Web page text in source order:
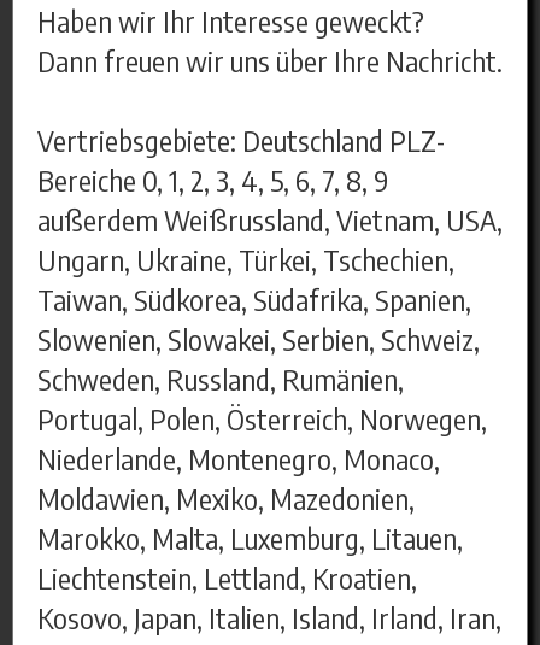
Haben wir Ihr Interesse geweckt?
Dann freuen wir uns über Ihre Nachricht.
Vertriebsgebiete: Deutschland PLZ-
Bereiche 0, 1, 2, 3, 4, 5, 6, 7, 8, 9
außerdem Weißrussland, Vietnam, USA,
Ungarn, Ukraine, Türkei, Tschechien,
Taiwan, Südkorea, Südafrika, Spanien,
Slowenien, Slowakei, Serbien, Schweiz,
Schweden, Russland, Rumänien,
Portugal, Polen, Österreich, Norwegen,
Niederlande, Montenegro, Monaco,
Moldawien, Mexiko, Mazedonien,
Marokko, Malta, Luxemburg, Litauen,
Liechtenstein, Lettland, Kroatien,
Kosovo, Japan, Italien, Island, Irland, Iran,